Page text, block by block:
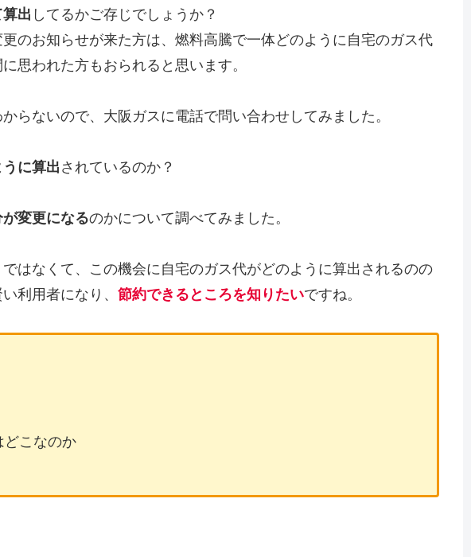
出 してるかご存じでしょうか？
のお知らせが来た方は、燃料高騰で一体どのように自宅のガス代
思われた方もおられると思います。
らないので、大阪ガスに電話で問い合わせしてみました。
に算出 されているのか？
が変更になるのかについて調べてみました。
ではなくて、この機会に自宅のガス代がどのように算出されるのの
利用者になり、 節約できるところを知りたいですね。
どこなのか